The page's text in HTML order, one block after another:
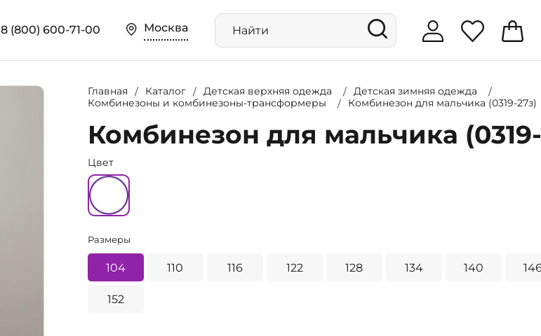
8 (800) 600-71-00 Москва
Главная Каталог Детская верхняя одежда
Детская зимняя одежда
Комбинезоны и комбинезоны-трансформеры
Комбинезон для мальчика (0319-27з)
Комбинезон для мальчика
Цвет
Размеры
104 110 116 122 128 134 140
152